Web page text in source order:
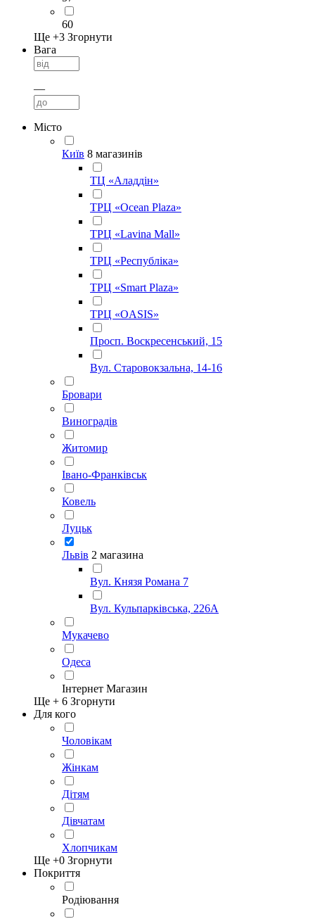
60
Ще +3 Згорнути
Вага
—
Місто
Київ 8 магазинів
ТЦ «Аладдін»
ТРЦ «Ocean Plaza»
ТРЦ «Lavina Mall»
ТРЦ «Республіка»
ТРЦ «Smart Plaza»
ТРЦ «OASIS»
Просп. Воскресенський, 15
Вул. Старовокзальна, 14-16
Бровари
Виноградів
Житомир
Івано-Франківськ
Ковель
Луцьк
Львів 2 магазина
Вул. Князя Романа 7
Вул. Кульпарківська, 226А
Мукачево
Одеса
Інтернет Магазин
Ще + 6 Згорнути
Для кого
Чоловікам
Жінкам
Дітям
Дівчатам
Хлопчикам
Ще +0 Згорнути
Покриття
Родіювання